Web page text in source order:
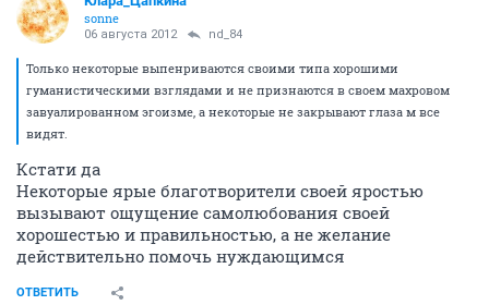
sonne
06 августа 2012 nd_84
Только некоторые выпенриваются своими типа хорошими
гуманистическими взглядами и не признаются в своем махровом
завуалированном эгоизме, а некоторые не закрывают глаза м все
видят.
Кстати да
Некоторые ярые благотворители своей яростью
вызывают ощущение самолюбования своей
хорошестью и правильностью, а не желание
действительно помочь нуждающимся
ОТВЕТИТЬ